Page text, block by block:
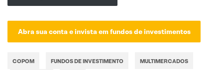
Abra sua conta e invista em fundos de investimentos
COPOM FUNDOS DE INVESTIMENTO MULTIMERCADOS